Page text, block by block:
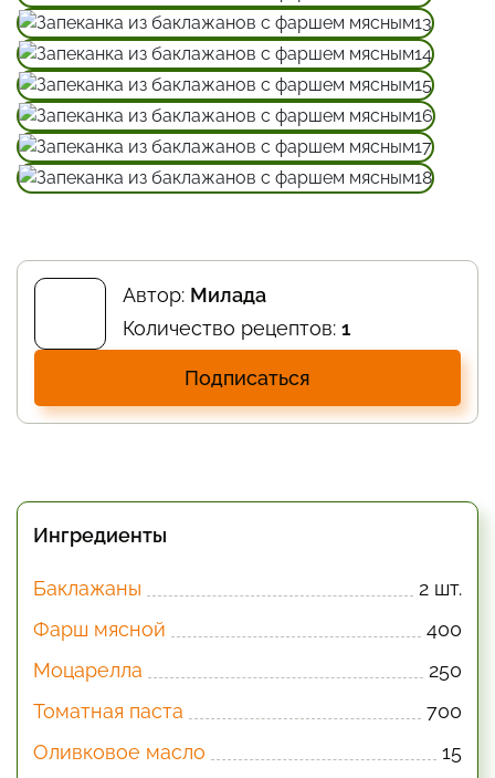
Автор: Милада
Количество рецептов: 1
Подписаться
Ингредиенты
Баклажаны
2 шт.
Фарш мясной
400
Моцарелла
250
Томатная паста
700
Оливковое масло
15